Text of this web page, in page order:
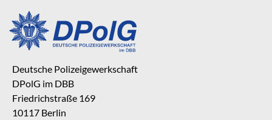
Deutsche Polizeigewerkschaft
DPolG im DBB
Friedrichstraße 169
10117 Berlin